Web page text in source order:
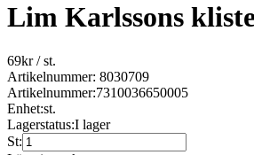
Lim Karlssons
69kr/ st.
Artikelnummer: 8030709
Artikelnummer:7310036650005
Enhet:st.
Lagerstatus:I lager
St: